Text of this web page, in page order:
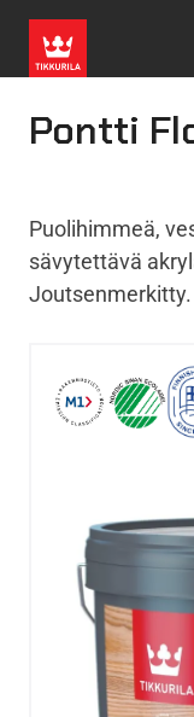
Pontti
Puolihimmeä,
sävytettävä
Joutsenmerkitty.